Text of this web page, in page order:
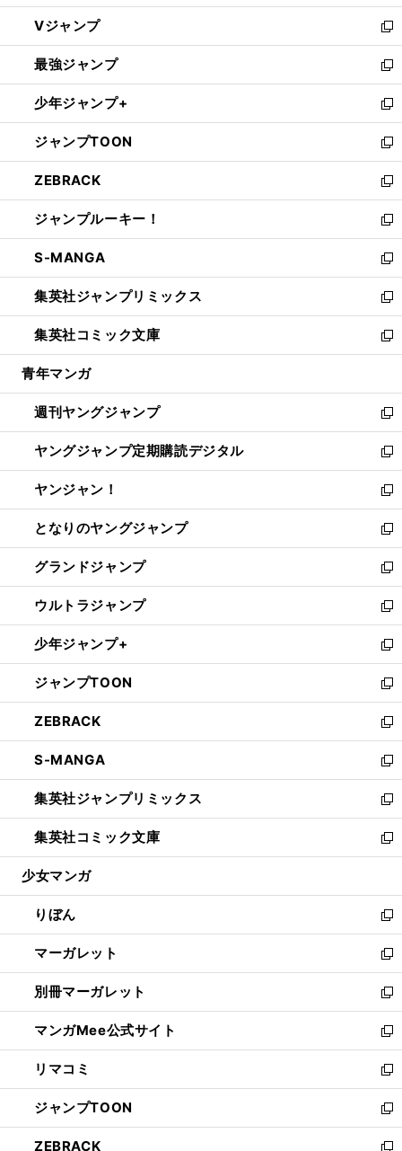
ウ
ィ
ン
ド
ウ
で
開
く
し
い
ウ
ィ
ン
ド
ウ
で
開
く
Vジャンプ
新
し
い
ウ
ィ
ン
ド
ウ
で
開
く
最強ジャンプ
新
し
い
ウ
ィ
ン
ド
ウ
で
開
く
少年ジャンプ+
新
し
い
ウ
ィ
ン
ド
ウ
で
開
く
ジャンプTOON
新
し
い
ウ
ィ
ン
ド
ウ
で
開
く
ZEBRACK
新
し
い
ウ
ィ
ン
ド
ウ
で
開
ジャンプルーキー！
新
し
い
ウ
ィ
ン
ド
ウ
開
く
S-MANGA
新
し
い
ウ
ィ
ン
ウ
で
開
く
集英社ジャンプリミックス
新
し
い
ウ
ン
ド
ウ
で
開
く
集英社コミック文庫
新
し
ウ
ィ
ン
ド
ウ
で
開
く
青年マンガ
週刊ヤングジャンプ
新
し
い
ウ
ィ
ン
ド
ウ
で
開
く
ヤングジャンプ定期購読デジタル
新
し
い
ウ
ィ
ン
ド
ウ
で
開
く
ヤンジャン！
新
し
い
ウ
ィ
ン
ド
ウ
で
開
く
となりのヤングジャンプ
新
し
い
ウ
ィ
ン
ド
ウ
で
開
く
グランドジャンプ
新
し
い
ウ
ィ
ン
ド
ウ
で
開
く
ウルトラジャンプ
新
し
い
ウ
ィ
ン
ド
ウ
で
開
く
少年ジャンプ+
新
し
い
ウ
ィ
ン
ド
ウ
で
開
く
ジャンプTOON
新
し
い
ウ
ィ
ン
ド
ウ
で
開
ZEBRACK
新
し
い
ウ
ィ
ン
ド
ウ
開
く
S-MANGA
新
し
い
ウ
ィ
ン
ウ
で
開
く
集英社ジャンプリミックス
新
し
い
ウ
ン
ド
ウ
で
開
く
集英社コミック文庫
新
し
ウ
ィ
ン
ド
ウ
で
開
く
少女マンガ
りぼん
新
し
い
ウ
ィ
ン
ド
ウ
で
開
く
マーガレット
新
し
い
ウ
ィ
ン
ド
ウ
で
開
く
別冊マーガレット
新
し
い
ウ
ィ
ン
ド
ウ
で
マンガMee公式サイト
新
し
い
ウ
ィ
ン
ド
リマコミ
新
し
い
ウ
ジャンプTOON
新
し
ZEBRACK